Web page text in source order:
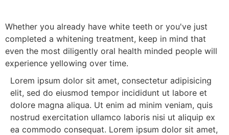
Whether you already have white teeth or you've just
completed a whitening treatment, keep in mind that
even the most diligently oral health minded people will
experience yellowing over time.
Lorem ipsum dolor sit amet, consectetur adipisicing
elit, sed do eiusmod tempor incididunt ut labore et
dolore magna aliqua. Ut enim ad minim veniam, quis
nostrud exercitation ullamco laboris nisi ut aliquip ex
ea commodo consequat. Lorem ipsum dolor sit amet,